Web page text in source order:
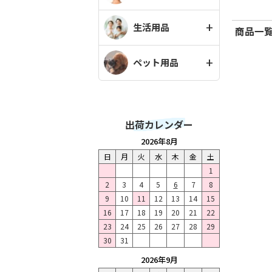
生活用品
ペット用品
出荷カレンダー
2026年8月
日 月 火 水 木 金
土
1
2
3 4 5 6 7
8
9
10 11 12 13 14
15
16
17 18 19 20 21
22
23
24 25 26 27 28
29
30
31
2026年9月
商品一